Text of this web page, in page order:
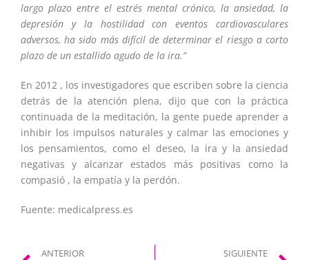
largo plazo entre el estrés mental crónico, la ansiedad, la
depresión y la hostilidad con eventos cardiovasculares
adversos, ha sido más difícil de determinar el riesgo a corto
plazo de un estallido agudo de la ira.”
En 2012 , los investigadores que escriben sobre la ciencia
detrás de la atención plena, dijo que con la práctica
continuada de la meditación, la gente puede aprender a
inhibir los impulsos naturales y calmar las emociones y
los pensamientos, como el deseo, la ira y la ansiedad
negativas y alcanzar estados más positivas como la
compasió , la empatía y la perdón.
Fuente: medicalpress.es
ANTERIOR SIGUIENTE